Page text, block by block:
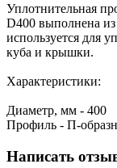
Уплотнительная
D400 выполнена из
используется для
куба и крышки.
Характеристики:
Диаметр, мм - 400
Профиль - П-
Написать